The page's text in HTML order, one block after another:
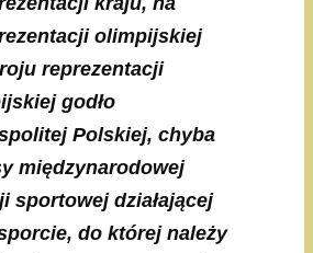
olimpijskiej
reprezentacji
godło
Polskiej, chyba
międzynarodowej
sportowej działającej
do której należy